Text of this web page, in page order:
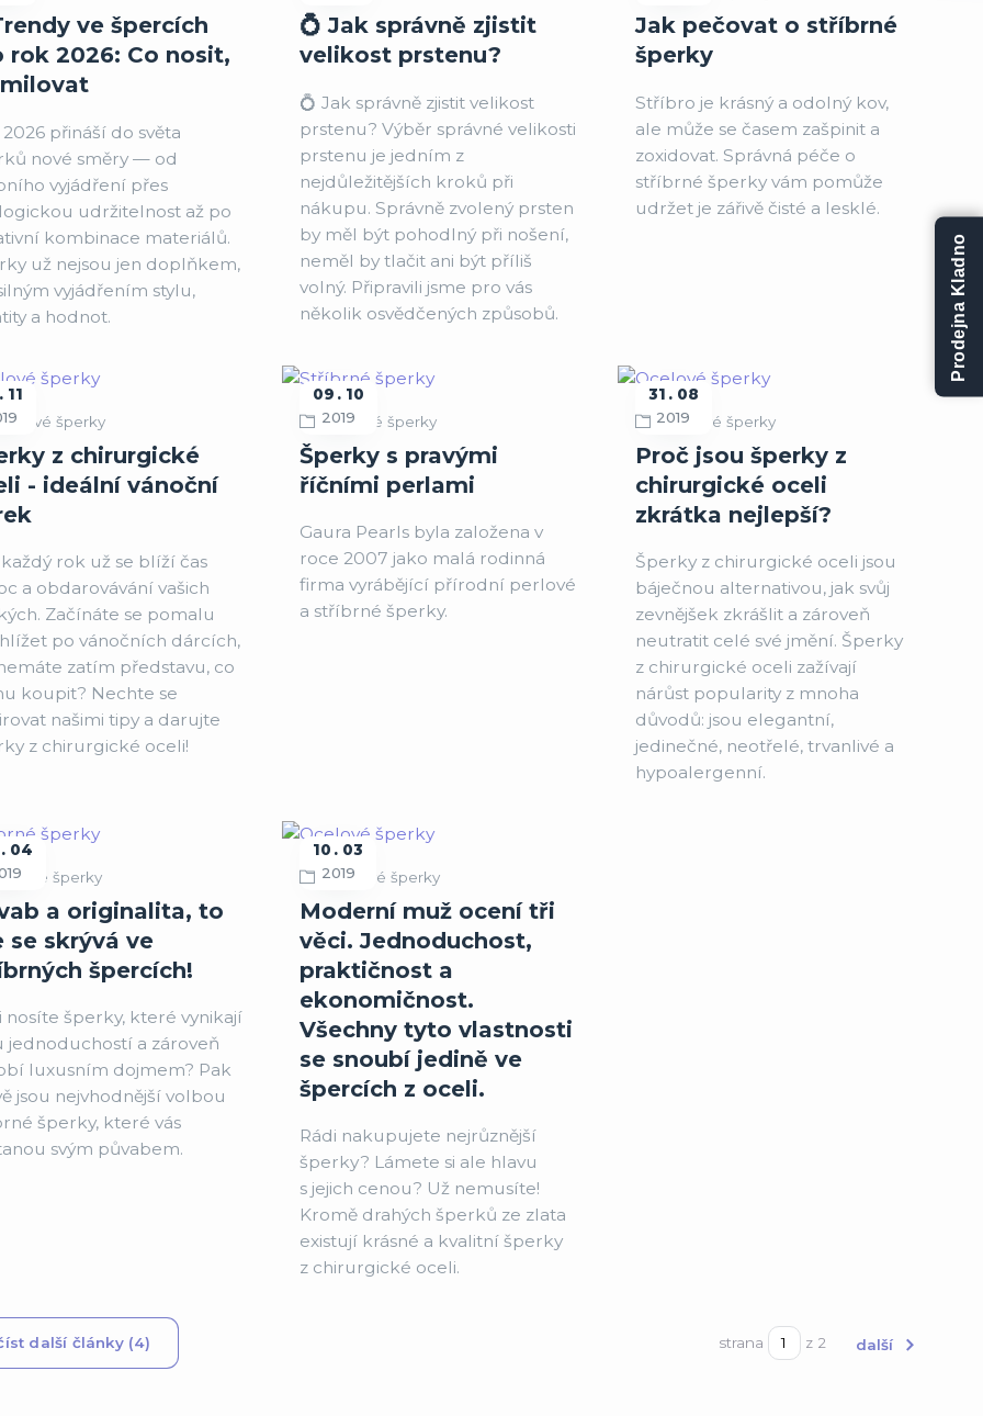
ve špercích
rok 2026: Co nosit,
2026 přináší do světa
nové směry — od
vyjádření přes
udržitelnost až po
kombinace materiálů.
už nejsou jen doplňkem,
vyjádřením stylu,
a hodnot.
💍 Jak správně zjistit
velikost prstenu?
💍 Jak správně zjistit velikost
prstenu? Výběr správné velikosti
prstenu je jedním z
nejdůležitějších kroků při
nákupu. Správně zvolený prsten
by měl být pohodlný při nošení,
neměl by tlačit ani být příliš
volný. Připravili jsme pro vás
několik osvědčených způsobů.
Jak pečovat o stříbrné
šperky
Stříbro je krásný a odolný kov,
ale může se časem zašpinit a
zoxidovat. Správná péče o
stříbrné šperky vám pomůže
udržet je zářivě čisté a lesklé.
z chirurgické
- ideální vánoční
11
šperky
rok už se blíží čas
a obdarovávání vašich
Začínáte se pomalu
po vánočních dárcích,
zatím představu, co
koupit? Nechte se
našimi tipy a darujte
z chirurgické oceli!
Šperky s pravými
říčními perlami
09
10
2019
Stříbrné šperky
Gaura Pearls byla založena v
roce 2007 jako malá rodinná
firma vyrábějící přírodní perlové
a stříbrné šperky.
Proč jsou šperky z
chirurgické oceli
zkrátka nejlepší?
31
08
2019
Ocelové šperky
Šperky z chirurgické oceli jsou
báječnou alternativou, jak svůj
zevnějšek zkrášlit a zároveň
neutratit celé své jmění. Šperky
z chirurgické oceli zažívají
nárůst popularity z mnoha
důvodů: jsou elegantní,
jedinečné, neotřelé, trvanlivé a
hypoalergenní.
a originalita, to
se skrývá ve
špercích!
04
šperky
nosíte šperky, které vynikají
jednoduchostí a zároveň
luxusním dojmem? Pak
jsou nejvhodnější volbou
šperky, které vás
svým půvabem.
Moderní muž ocení tři
věci. Jednoduchost,
praktičnost a
ekonomičnost.
Všechny tyto vlastnosti
se snoubí jedině ve
špercích z oceli.
10
03
2019
Ocelové šperky
Rádi nakupujete nejrůznější
šperky? Lámete si ale hlavu
s jejich cenou? Už nemusíte!
Kromě drahých šperků ze zlata
existují krásné a kvalitní šperky
z chirurgické oceli.
další články (4) strana z 2 další
Prodejna Kladno